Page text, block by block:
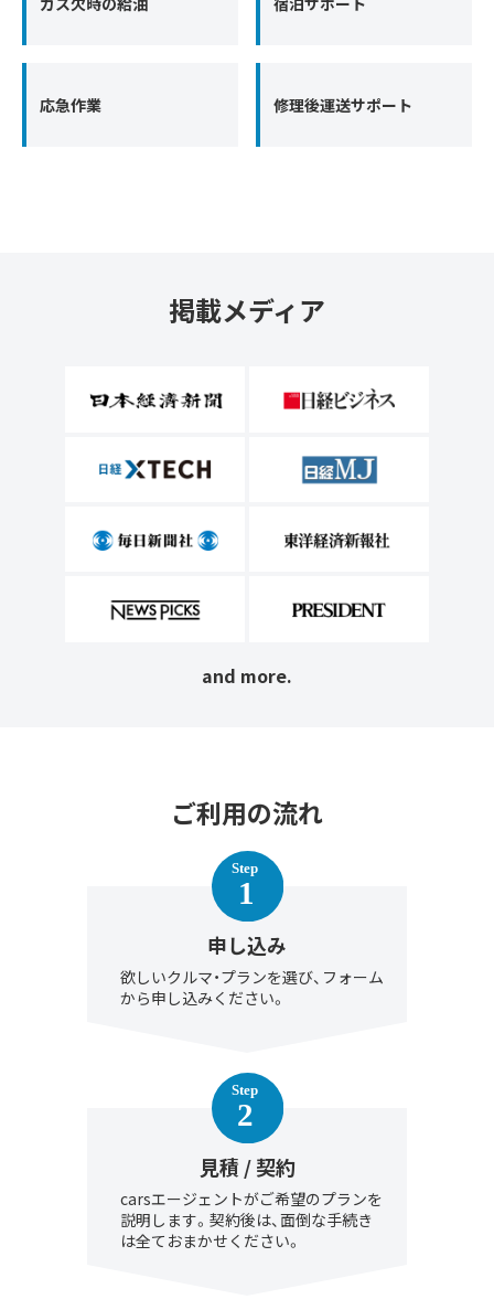
応急作業 修理後運送サポート
掲載メディア
and more.
ご利用の流れ
申し込み
欲しいクルマ・プランを選び、フォーム
から申し込みください。
見積 / 契約
carsエージェントがご希望のプランを
説明します。契約後は、面倒な手続き
は全ておまかせください。